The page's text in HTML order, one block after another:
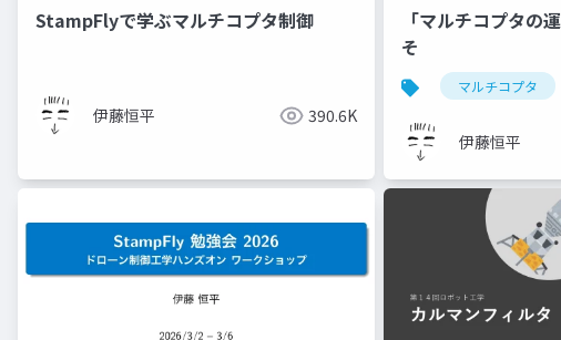
StampFlyで学ぶマルチコプタ制御
伊藤恒平 390.6K
「マルチコプタの
そ
マルチコプタ
伊藤恒平